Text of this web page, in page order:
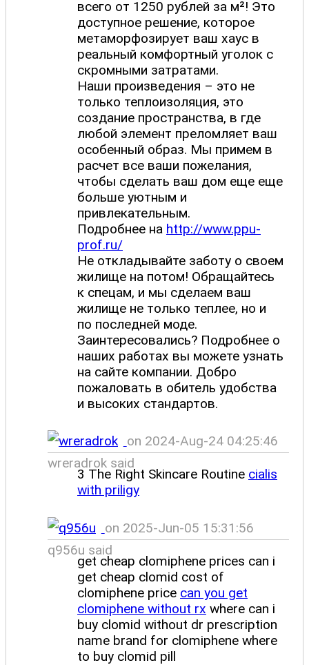
всего от 1250 рублей за м²! Это
доступное решение, которое
метаморфозирует ваш хаус в
реальный комфортный уголок с
скромными затратами.
Наши произведения – это не
только теплоизоляция, это
создание пространства, в где
любой элемент преломляет ваш
особенный образ. Мы примем в
расчет все ваши пожелания,
чтобы сделать ваш дом еще еще
больше уютным и
привлекательным.
Подробнее на http://www.ppu-
prof.ru/
Не откладывайте заботу о своем
жилище на потом! Обращайтесь
к спецам, и мы сделаем ваш
жилище не только теплее, но и
по последней моде.
Заинтересовались? Подробнее о
наших работах вы можете узнать
на сайте компании. Добро
пожаловать в обитель удобства
и высоких стандартов.
on 2024-Aug-24 04:25:46
wreradrok said
3 The Right Skincare Routine cialis
with priligy
on 2025-Jun-05 15:31:56
q956u said
get cheap clomiphene prices can i
get cheap clomid cost of
clomiphene price can you get
clomiphene without rx where can i
buy clomid without dr prescription
name brand for clomiphene where
to buy clomid pill